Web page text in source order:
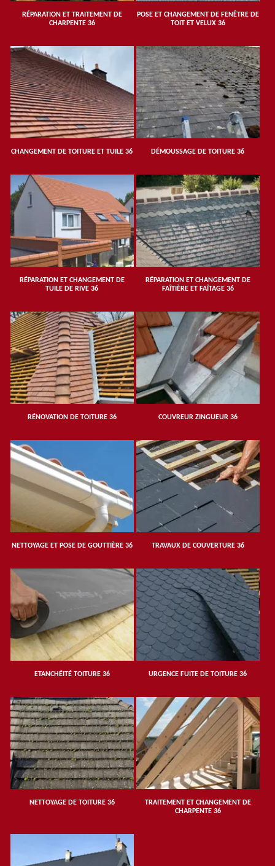
RÉPARATION ET TRAITEMENT DE
CHARPENTE 36
POSE ET CHANGEMENT DE FENÊTRE DE
TOIT ET VELUX 36
CHANGEMENT DE TOITURE ET TUILE 36 DÉMOUSSAGE DE TOITURE 36
RÉPARATION ET CHANGEMENT DE
TUILE DE RIVE 36
RÉPARATION ET CHANGEMENT DE
FAÎTIÈRE ET FAÎTAGE 36
RÉNOVATION DE TOITURE 36 COUVREUR ZINGUEUR 36
NETTOYAGE ET POSE DE GOUTTIÈRE 36 TRAVAUX DE COUVERTURE 36
ETANCHÉITÉ TOITURE 36 URGENCE FUITE DE TOITURE 36
NETTOYAGE DE TOITURE 36
TRAITEMENT ET CHANGEMENT DE
CHARPENTE 36